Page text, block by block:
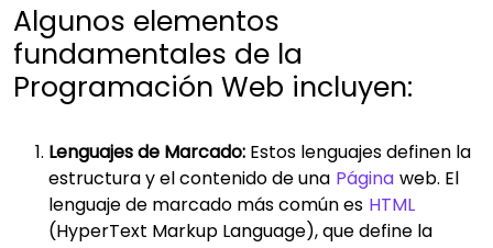
Algunos elementos
fundamentales de la
Programación Web incluyen:
Lenguajes de Marcado: Estos lenguajes definen la
estructura y el contenido de una Página web. El
lenguaje de marcado más común es HTML
(HyperText Markup Language), que define la